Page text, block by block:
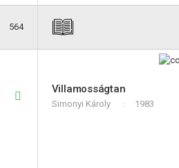
564
Villamosságtan
Simonyi Károly 1983